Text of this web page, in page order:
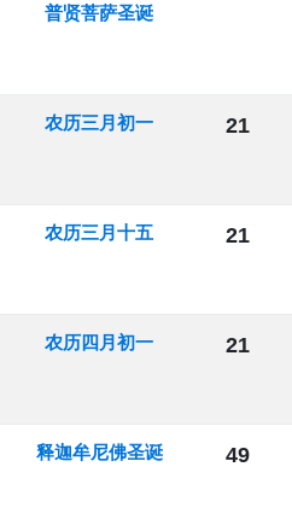
普贤菩萨圣诞
农历三月初一 21
农历三月十五 21
农历四月初一 21
释迦牟尼佛圣诞 49